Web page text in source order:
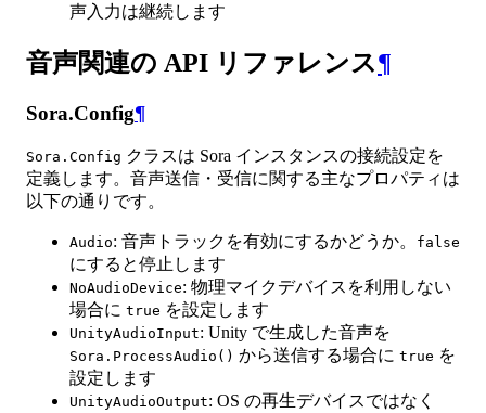
声入力は継続します
音声関連の API リファレンス¶
Sora.Config¶
Sora.Config クラスは Sora インスタンスの接続設定を
定義します。音声送信・受信に関する主なプロパティは
以下の通りです。
Audio: 音声トラックを有効にするかどうか。 false
にすると停止します
NoAudioDevice: 物理マイクデバイスを利用しない
場合に true を設定します
UnityAudioInput: Unity で生成した音声を
Sora.ProcessAudio() から送信する場合に true を
設定します
UnityAudioOutput: OS の再生デバイスではなく